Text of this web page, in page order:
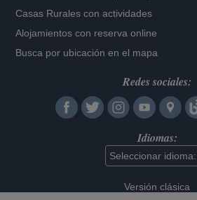
Casas Rurales con actividades
Alojamientos con reserva online
Busca por ubicación en el mapa
Redes sociales:
Idiomas:
Versión clásica